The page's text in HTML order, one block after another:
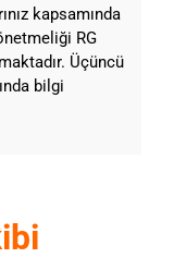
kapsamında
RG
Üçüncü
bilgi